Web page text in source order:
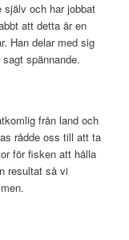
själv och har jobbat
att detta är en
Han delar med sig
spännande.
från land och
rådde oss till att ta
för fisken att hålla
resultat så vi